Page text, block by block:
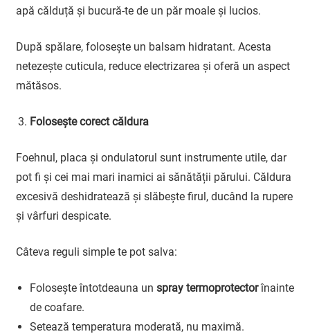
apă călduță și bucură-te de un păr moale și lucios.
După spălare, folosește un balsam hidratant. Acesta
netezește cuticula, reduce electrizarea și oferă un aspect
mătăsos.
Folosește corect căldura
Foehnul, placa și ondulatorul sunt instrumente utile, dar
pot fi și cei mai mari inamici ai sănătății părului. Căldura
excesivă deshidratează și slăbește firul, ducând la rupere
și vârfuri despicate.
Câteva reguli simple te pot salva:
Folosește întotdeauna un spray termoprotectorînainte
de coafare.
Setează temperatura moderată, nu maximă.